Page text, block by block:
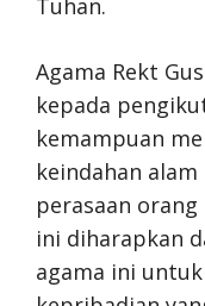
Tuhan.
Agama Rekt
kepada
kemampuan
keindahan
perasaan
ini diharapkan
agama ini